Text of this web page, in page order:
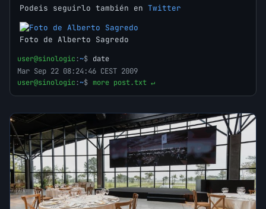
Podeis seguirlo también en Twitter
Foto de Alberto Sagredo
user@sinologic:~$ date
Mar Sep 22 08:24:46 CEST 2009
user@sinologic:~$ more post.txt ↵